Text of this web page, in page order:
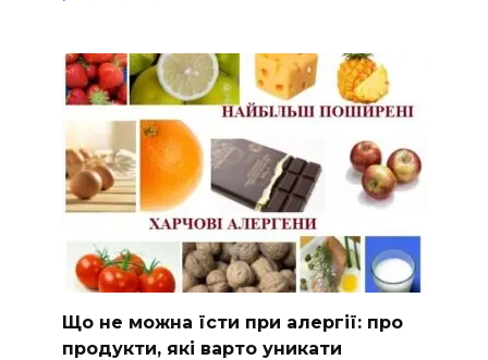
Що не можна їсти при алергії: про
продукти, які варто уникати